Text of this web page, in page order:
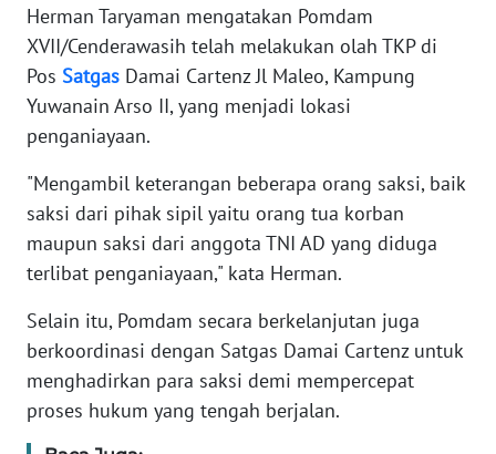
Herman Taryaman mengatakan Pomdam
XVII/Cenderawasih telah melakukan olah TKP di
Pos Satgas Damai Cartenz Jl Maleo, Kampung
Yuwanain Arso II, yang menjadi lokasi
penganiayaan.
"Mengambil keterangan beberapa orang saksi, baik
saksi dari pihak sipil yaitu orang tua korban
maupun saksi dari anggota TNI AD yang diduga
terlibat penganiayaan," kata Herman.
Selain itu, Pomdam secara berkelanjutan juga
berkoordinasi dengan Satgas Damai Cartenz untuk
menghadirkan para saksi demi mempercepat
proses hukum yang tengah berjalan.
TENTANG
KAMI
PEDOMAN
SIBER
REDAKSI
KARIR
DISCLAIMER
Wahana
News
Regional